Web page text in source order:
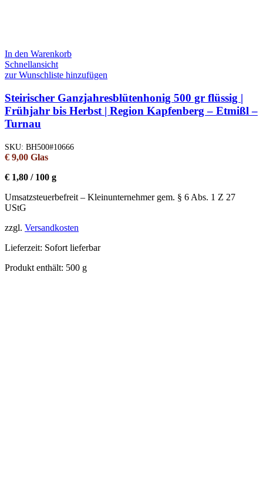
In den Warenkorb
Schnellansicht
zur Wunschliste hinzufügen
Steirischer Ganzjahresblütenhonig 500 gr flüssig |
Frühjahr bis Herbst | Region Kapfenberg – Etmißl –
Turnau
SKU: BH500#10666
€ 9,00 Glas
€ 1,80 / 100 g
Umsatzsteuerbefreit – Kleinunternehmer gem. § 6 Abs. 1 Z 27
UStG
zzgl. Versandkosten
Lieferzeit: Sofort lieferbar
Produkt enthält: 500 g